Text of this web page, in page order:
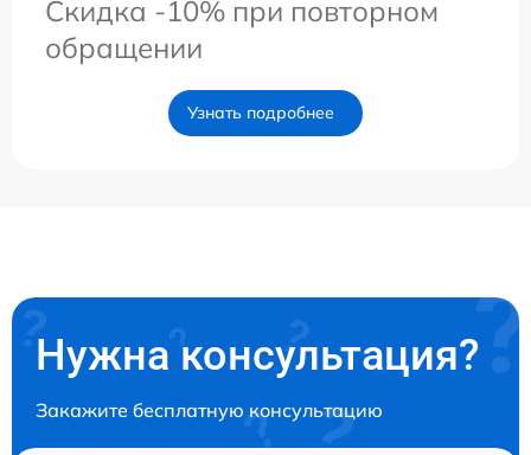
Скидка -10% при повторном
обращении
Узнать подробнее
Нужна консультация?
Закажите бесплатную консультацию